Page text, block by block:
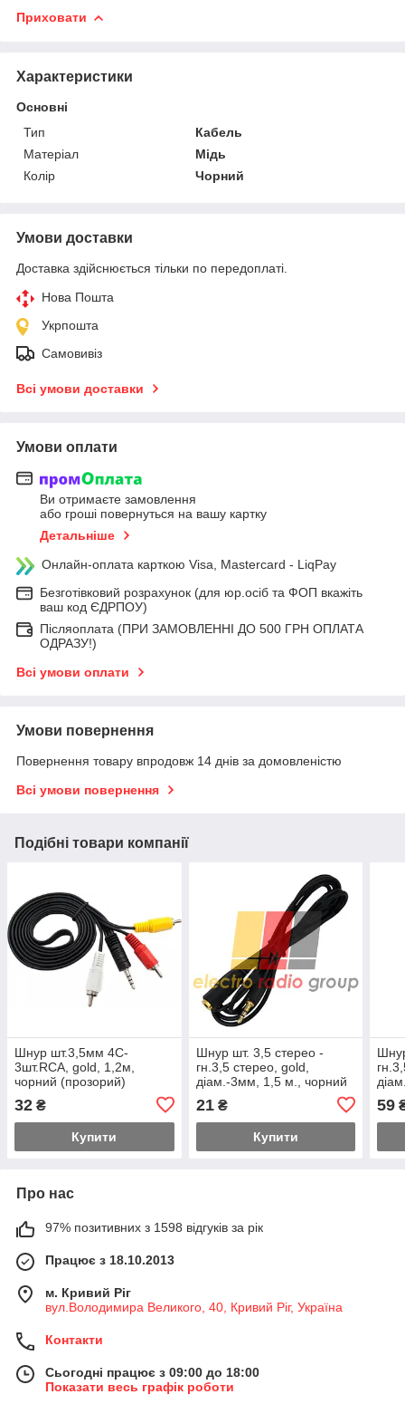
Приховати
Характеристики
Основні
Тип
Кабель
Матеріал
Мідь
Колір
Чорний
Умови доставки
Доставка здійснюється тільки по передоплаті.
Нова Пошта
Укрпошта
Самовивіз
Всі умови доставки
Умови оплати
Ви отримаєте замовлення
або гроші повернуться на вашу картку
Детальніше
Онлайн-оплата карткою Visa, Mastercard - LiqPay
Безготівковий розрахунок (для юр.осіб та ФОП вкажіть
ваш код ЄДРПОУ)
Післяоплата (ПРИ ЗАМОВЛЕННІ ДО 500 ГРН ОПЛАТА
ОДРАЗУ!)
Всі умови оплати
Умови повернення
Повернення товару впродовж 14 днів за домовленістю
Всі умови повернення
Подібні товари компанії
Шнур шт.3,5мм 4C-
3шт.RCA, gold, 1,2м,
чорний (прозорий)
32 ₴
Купити
Шнур шт. 3,5 стерео -
гн.3,5 стерео, gold,
діам.-3мм, 1,5 м., чорний
21₴
Купити
59
Про нас
97% позитивних з 1598 відгуків за рік
Працює з 18.10.2013
м. Кривий Ріг
вул.Володимира Великого, 40, Кривий Ріг, Україна
Контакти
Сьогодні працює з 09:00 до 18:00
Показати весь графік роботи